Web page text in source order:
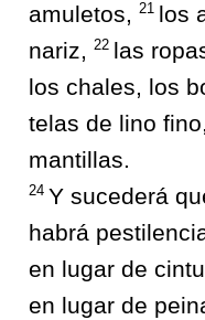
amuletos, 21 los
nariz, 22 las
los chales, los
telas de lino
mantillas.
24 Y sucederá
habrá
en lugar de
en lugar de